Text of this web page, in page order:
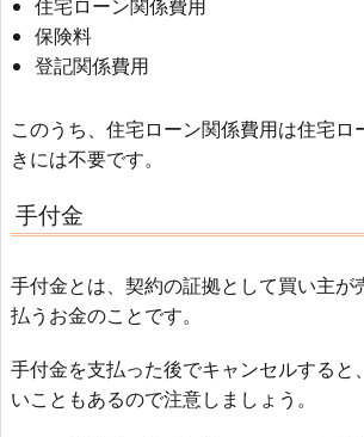
住宅ローン関係費用
保険料
登記関係費用
このうち、住宅ローン関係費用は住宅ロ
きには不要です。
手付金
手付金とは、契約の証拠として買い主が
払うお金のことです。
手付金を支払った後でキャンセルすると
いこともあるので注意しましょう。